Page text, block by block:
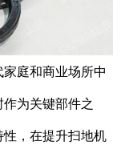
庭和商业场所中
为关键部件之
，在提升扫地机